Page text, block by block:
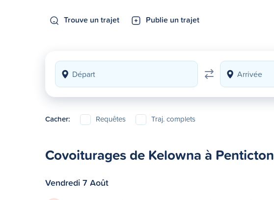
Trouve un trajet Publie un trajet
Cacher: Requêtes Traj. complets
Covoiturages de Kelowna à Penticton
Vendredi 7 Août